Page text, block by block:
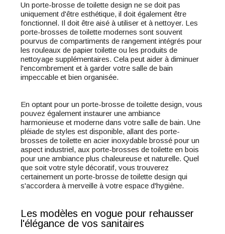
Un porte-brosse de toilette design ne se doit pas
uniquement d'être esthétique, il doit également être
fonctionnel. Il doit être aisé à utiliser et à nettoyer. Les
porte-brosses de toilette modernes sont souvent
pourvus de compartiments de rangement intégrés pour
les rouleaux de papier toilette ou les produits de
nettoyage supplémentaires. Cela peut aider à diminuer
l'encombrement et à garder votre salle de bain
impeccable et bien organisée.
En optant pour un porte-brosse de toilette design, vous
pouvez également instaurer une ambiance
harmonieuse et moderne dans votre salle de bain. Une
pléiade de styles est disponible, allant des porte-
brosses de toilette en acier inoxydable brossé pour un
aspect industriel, aux porte-brosses de toilette en bois
pour une ambiance plus chaleureuse et naturelle. Quel
que soit votre style décoratif, vous trouverez
certainement un porte-brosse de toilette design qui
s'accordera à merveille à votre espace d'hygiène.
Les modèles en vogue pour rehausser
l'élégance de vos sanitaires